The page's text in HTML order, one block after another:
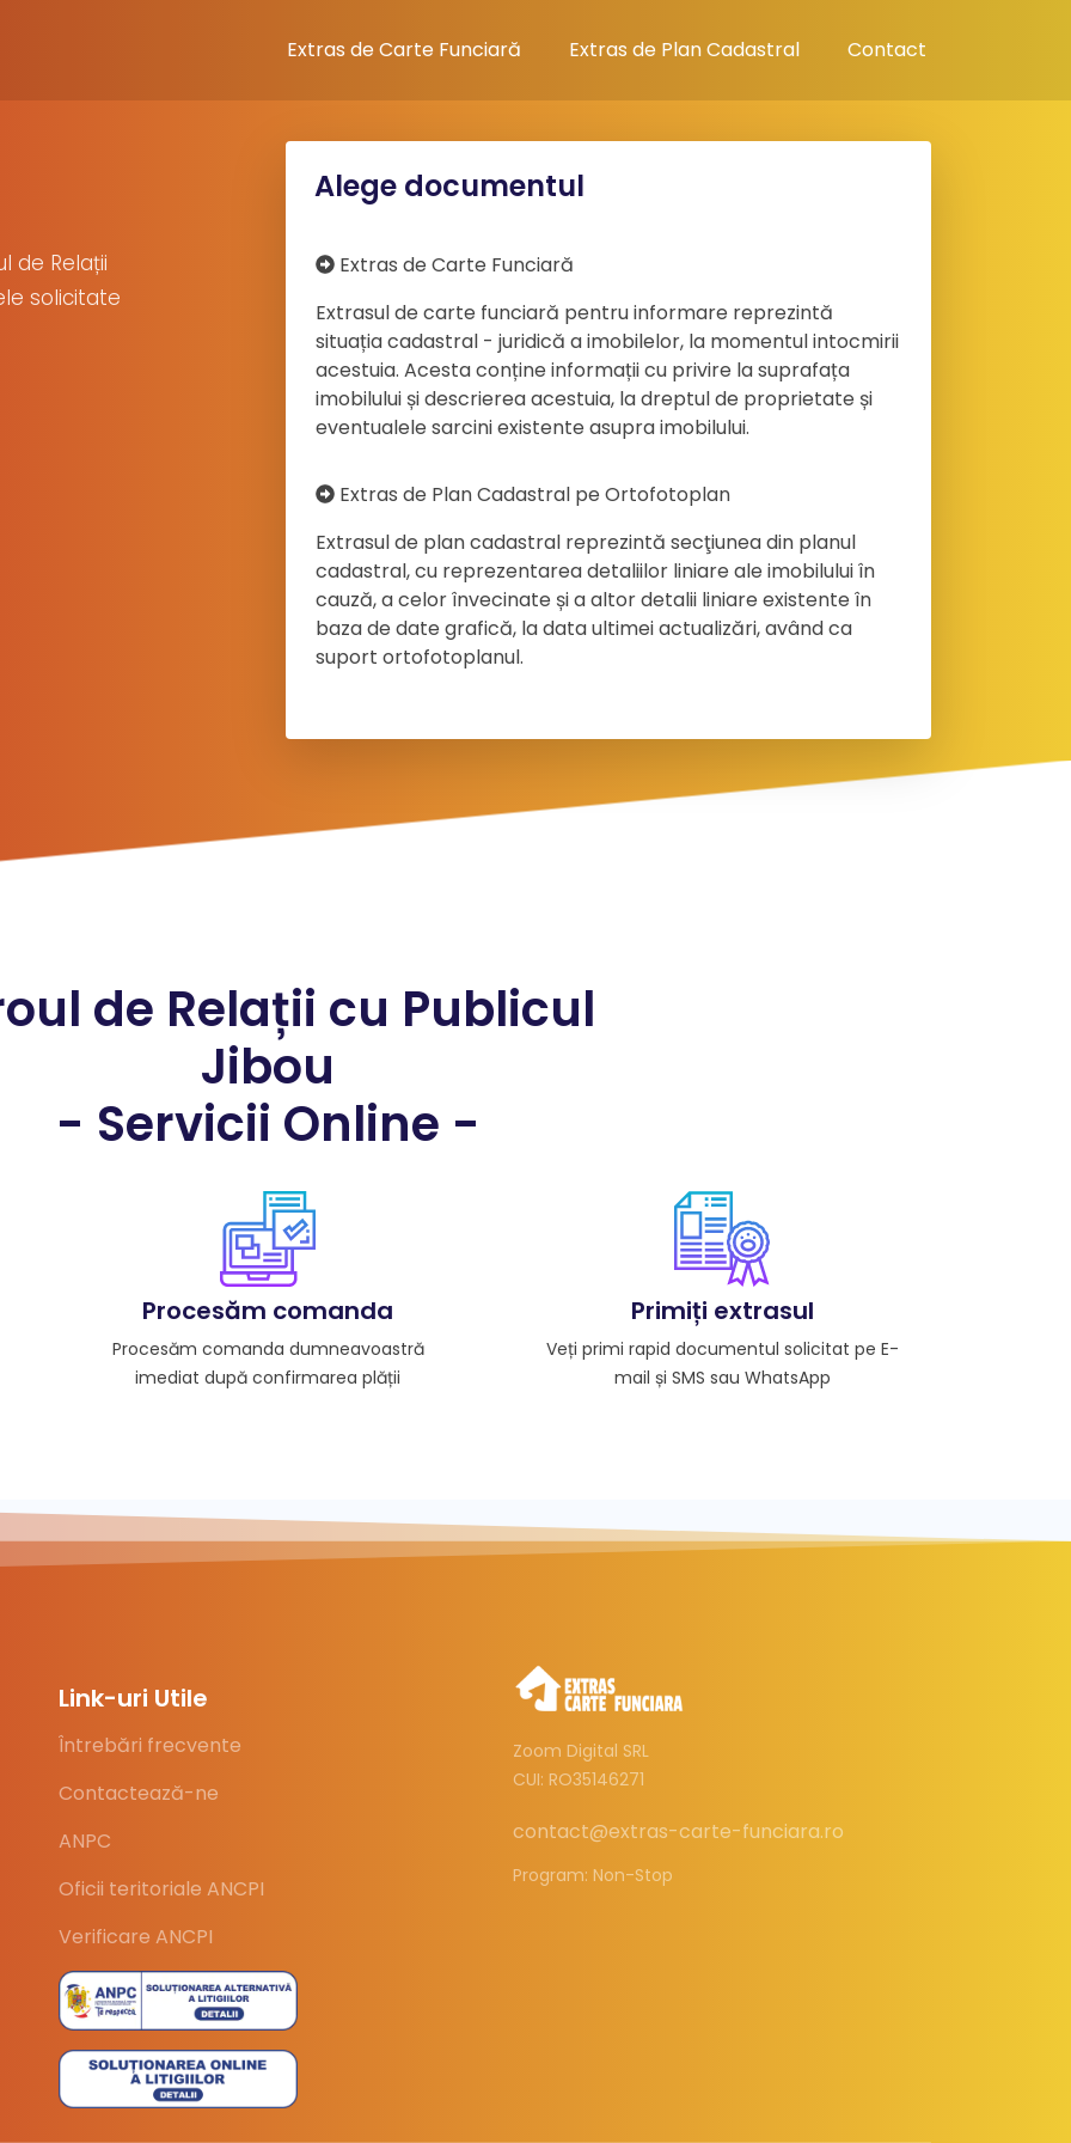
Extras de Carte Funciară Extras de Plan Cadastral Contact
de Relații
solicitate
Alege documentul
Extras de Carte Funciară
Extrasul de carte funciară pentru informare reprezintă
situația cadastral - juridică a imobilelor, la momentul intocmirii
acestuia. Acesta conține informații cu privire la suprafața
imobilului și descrierea acestuia, la dreptul de proprietate și
eventualele sarcini existente asupra imobilului.
Extras de Plan Cadastral pe Ortofotoplan
Extrasul de plan cadastral reprezintă secţiunea din planul
cadastral, cu reprezentarea detaliilor liniare ale imobilului în
cauză, a celor învecinate și a altor detalii liniare existente în
baza de date grafică, la data ultimei actualizări, având ca
suport ortofotoplanul.
de Relații cu Publicul
Jibou
- Servicii Online -
Procesăm comanda
Procesăm comanda dumneavoastră
imediat după confirmarea plății
Primiți extrasul
Veți primi rapid documentul solicitat pe E-
mail și SMS sau WhatsApp
Link-uri Utile
Întrebări frecvente
Contactează-ne
ANPC
Oficii teritoriale ANCPI
Verificare ANCPI
Zoom Digital SRL
CUI: RO35146271
contact@extras-carte-funciara.ro
Program: Non-Stop